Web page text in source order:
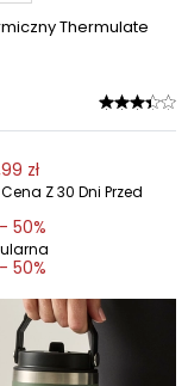
Thermulate
zł
Z 30 Dni Przed
- 50%
- 50%